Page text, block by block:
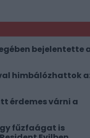
bejelentette
himbálózhattok
érdemes várni a
fűzfaágat is